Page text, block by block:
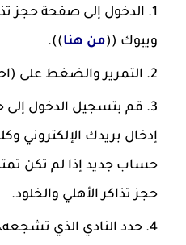
الدخول إلى صفحة حجز
ويبوك ((من هنا)).
التمرير والضغط على
قم بتسجيل الدخول
إدخال بريدك الإلكتروني
حساب جديد إذا لم تكن
حجز تذاكر الأهلي والخلود.
حدد النادي الذي